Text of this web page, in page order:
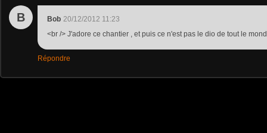
B Bob 20/12/2012 11:23
<br /> J'adore ce chantier , et puis ce n'est pas le dio de tout le
Répondre